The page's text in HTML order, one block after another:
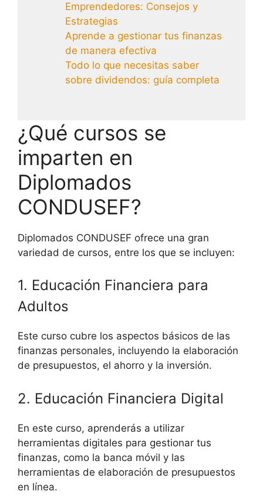
Emprendedores: Consejos y
Estrategias
Aprende a gestionar tus finanzas
de manera efectiva
Todo lo que necesitas saber
sobre dividendos: guía completa
¿Qué cursos se
imparten en
Diplomados
CONDUSEF?
Diplomados CONDUSEF ofrece una gran
variedad de cursos, entre los que se incluyen:
1. Educación Financiera para
Adultos
Este curso cubre los aspectos básicos de las
finanzas personales, incluyendo la elaboración
de presupuestos, el ahorro y la inversión.
2. Educación Financiera Digital
En este curso, aprenderás a utilizar
herramientas digitales para gestionar tus
finanzas, como la banca móvil y las
herramientas de elaboración de presupuestos
en línea.